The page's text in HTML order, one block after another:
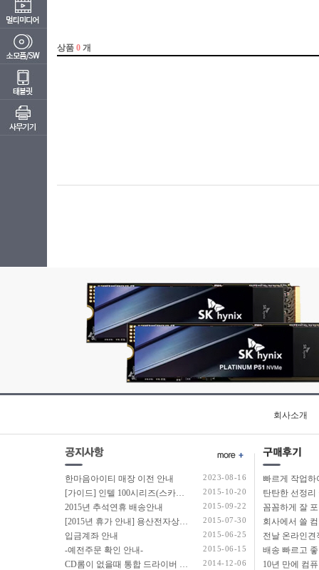
회사소개
한마음아이티 매장 이전 안내 2023-08-16
[가이드] 인텔 100시리즈(스카이레이크보드) 에서 윈도우7 USB 설치 방법 소개 2015-10-20
2015년 추석연휴 배송안내 2015-09-22
[2015년 휴가 안내] 용산전자상가 여름 휴가 안내 2015-07-30
입금계좌 안내 2015-06-25
-예전주문 확인 안내- 2015-06-15
CD롬이 없을때 통합 드라이버 설치법 2014-12-06
탄탄한 선정리